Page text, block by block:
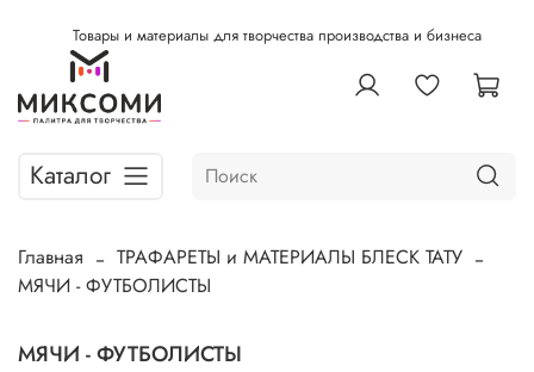
Товары и материалы для творчества производства и бизнеса
Каталог
Главная
ТРАФАРЕТЫ и МАТЕРИАЛЫ БЛЕСК ТАТУ
МЯЧИ - ФУТБОЛИСТЫ
МЯЧИ - ФУТБОЛИСТЫ